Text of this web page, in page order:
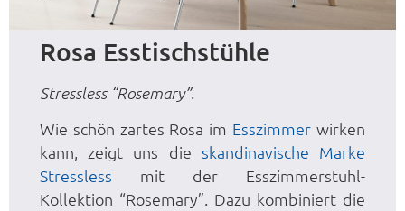
Rosa Esstischstühle
Stressless “Rosemary”.
Wie schön zartes Rosa im Esszimmer wirken
kann, zeigt uns die skandinavische Marke
Stressless mit der Esszimmerstuhl-
Kollektion “Rosemary”. Dazu kombiniert die